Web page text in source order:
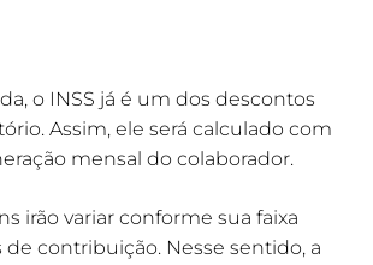
o INSS já é um dos descontos
Assim, ele será calculado com
mensal do colaborador.
irão variar conforme sua faixa
de contribuição. Nesse sentido, a